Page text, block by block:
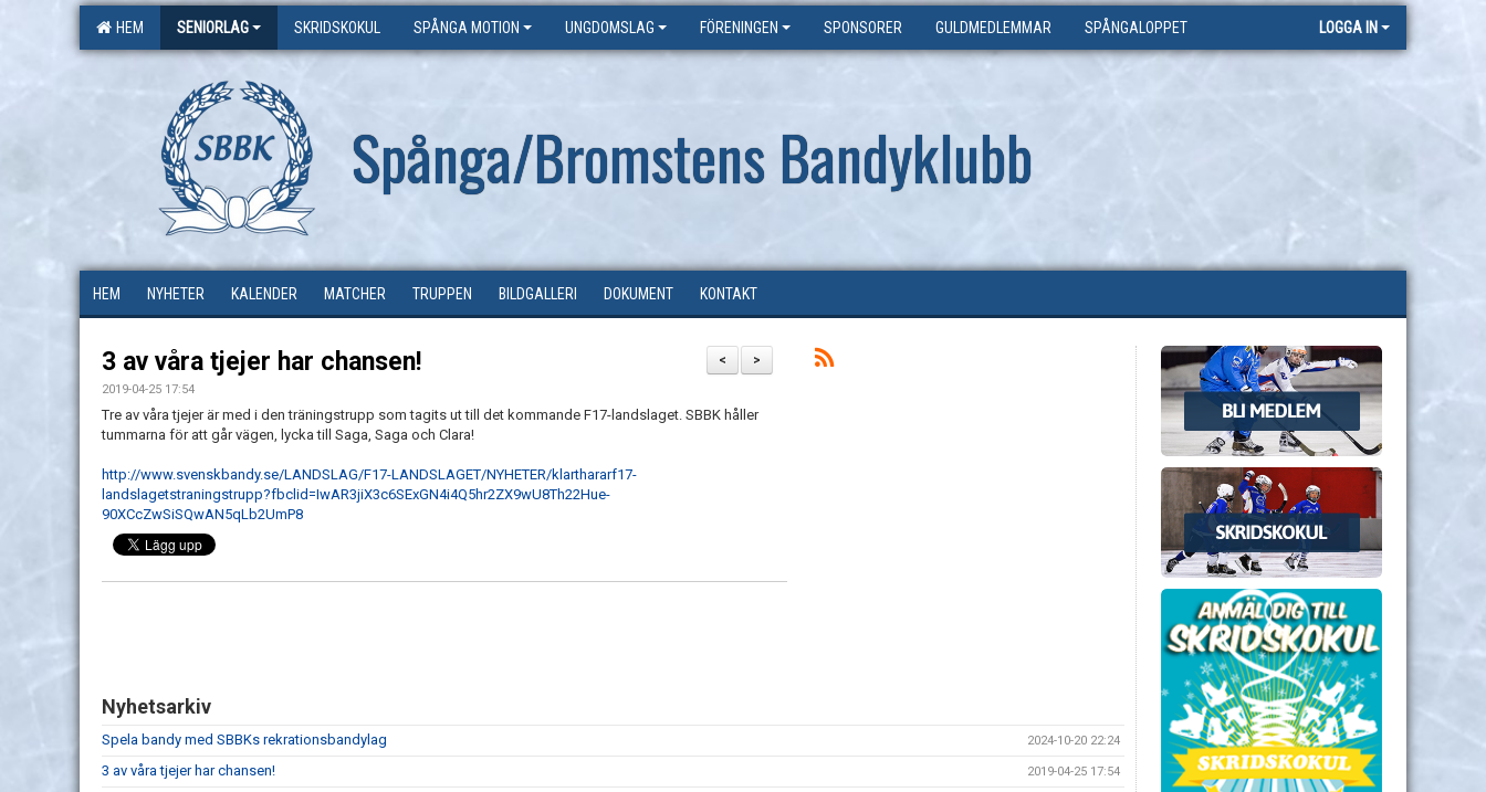
HEM SENIORLAG SKRIDSKOKUL SPÅNGA MOTION UNGDOMSLAG FÖRENINGEN SPONSORER GULDMEDLEMMAR SPÅNGALOPPET LOGGA IN
Spånga/Bromstens Bandyklubb
HEM NYHETER KALENDER MATCHER TRUPPEN BILDGALLERI DOKUMENT KONTAKT
>
<
3 av våra tjejer har chansen!
2019-04-25 17:54
Tre av våra tjejer är med i den träningstrupp som tagits ut till det kommande F17-landslaget. SBBK håller
tummarna för att går vägen, lycka till Saga, Saga och Clara!
http://www.svenskbandy.se/LANDSLAG/F17-LANDSLAGET/NYHETER/klarthararf17-
landslagetstraningstrupp?fbclid=IwAR3jiX3c6SExGN4i4Q5hr2ZX9wU8Th22Hue-
90XCcZwSiSQwAN5qLb2UmP8
Nyhetsarkiv
Spela bandy med SBBKs rekrationsbandylag 2024-10-20 22:24
3 av våra tjejer har chansen! 2019-04-25 17:54